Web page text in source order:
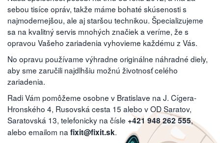
sebou tisíce opráv, takže máme bohaté skúsenosti s
najmodernejšou, ale aj staršou technikou. Špecializujeme
sa na kvalitný servis mnohých značiek a veríme, že s
opravou Vašeho zariadenia vyhovieme každému z Vás.
No opravu používame výhradne originálne náhradné diely,
aby sme zaručili najdlhšiu možnú životnosť celého
zariadenia.
Radi Vám pomôžeme osobne v Bratislave na J. Cígera-
Hronského 4, Rusovská cesta 15 alebo v OD Saratov,
Saratovská 13, telefonicky na čísle +421 948 262 555,
alebo emailom na fixit@fixit.sk.